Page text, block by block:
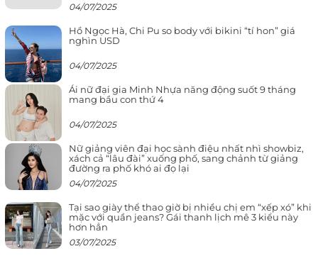
04/07/2025
Hồ Ngọc Hà, Chi Pu so body với bikini “tí hon” giá
nghìn USD
04/07/2025
Ái nữ đại gia Minh Nhựa năng động suốt 9 tháng
mang bầu con thứ 4
04/07/2025
Nữ giảng viên đại học sành điệu nhất nhì showbiz,
xách cả “lâu đài” xuống phố, sang chảnh từ giảng
đường ra phố khó ai đọ lại
04/07/2025
Tại sao giày thể thao giờ bị nhiều chị em “xếp xó” khi
mặc với quần jeans? Gái thanh lịch mê 3 kiểu này
hơn hẳn
03/07/2025